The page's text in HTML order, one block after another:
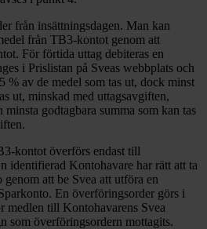
från insättningsdagen. Man kan
från TB3-kontot genom att
För förtida uttag debiteras en
i Prislistan på Sveas webbplats och
% av de medel som tas ut, dock minst
ut, minskad med uttagsavgiften,
godtagbara summa som kan tas
kontot överförs endast till
identifierad Kontohavare har rätt att ta
att be Svea att utföra en
En överföringsorder görs i
medlen till Kontohavarens Svea
som överföringsordern mottagits.